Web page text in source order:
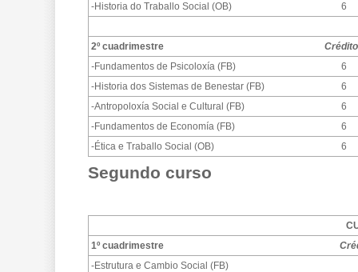
-Historia do Traballo Social (OB)
6
2º cuadrimestre
-Fundamentos de Psicoloxía (FB)
6
-Historia dos Sistemas de Benestar (FB)
6
-Antropoloxía Social e Cultural (FB)
6
-Fundamentos de Economía (FB)
6
-Ética e Traballo Social (OB)
6
Segundo curso
1º cuadrimestre
-Estrutura e Cambio Social (FB)